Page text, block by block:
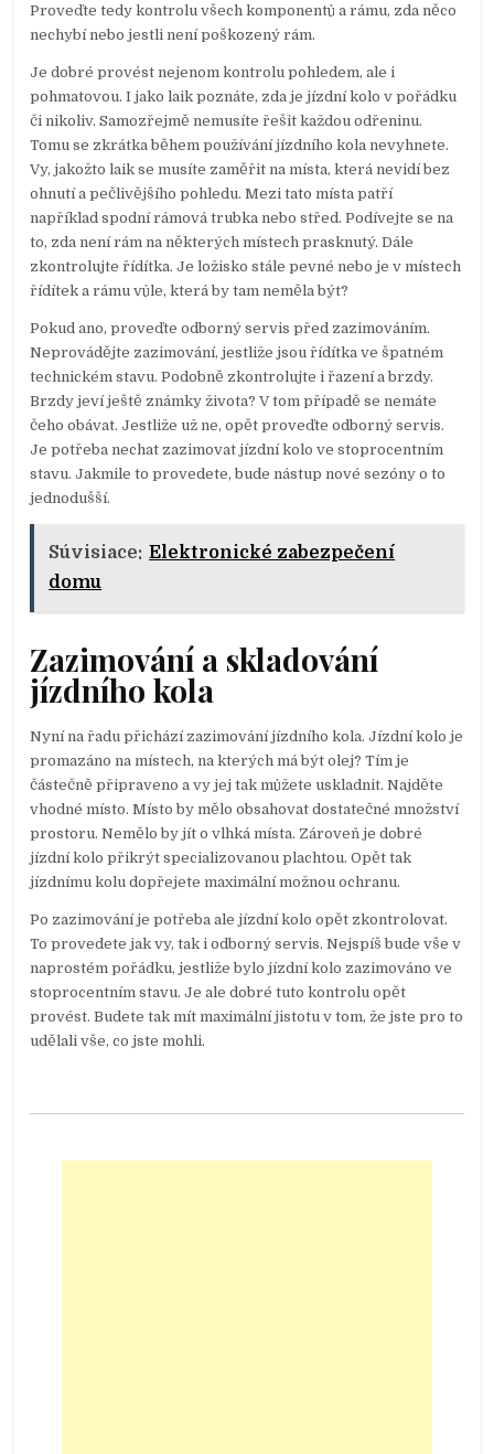
Proveďte tedy kontrolu všech komponentů a rámu, zda něco
nechybí nebo jestli není poškozený rám.
Je dobré provést nejenom kontrolu pohledem, ale i
pohmatovou. I jako laik poznáte, zda je jízdní kolo v pořádku
či nikoliv. Samozřejmě nemusíte řešit každou odřeninu.
Tomu se zkrátka během používání jízdního kola nevyhnete.
Vy, jakožto laik se musíte zaměřit na místa, která nevidí bez
ohnutí a pečlivějšího pohledu. Mezi tato místa patří
například spodní rámová trubka nebo střed. Podívejte se na
to, zda není rám na některých místech prasknutý. Dále
zkontrolujte řídítka. Je ložisko stále pevné nebo je v místech
řídítek a rámu vůle, která by tam neměla být?
Pokud ano, proveďte odborný servis před zazimováním.
Neprovádějte zazimování, jestliže jsou řídítka ve špatném
technickém stavu. Podobně zkontrolujte i řazení a brzdy.
Brzdy jeví ještě známky života? V tom případě se nemáte
čeho obávat. Jestliže už ne, opět proveďte odborný servis.
Je potřeba nechat zazimovat jízdní kolo ve stoprocentním
stavu. Jakmile to provedete, bude nástup nové sezóny o to
jednodušší.
Súvisiace: Elektronické zabezpečení
domu
Zazimování a skladování
jízdního kola
Nyní na řadu přichází zazimování jízdního kola. Jízdní kolo je
promazáno na místech, na kterých má být olej? Tím je
částečně připraveno a vy jej tak můžete uskladnit. Najděte
vhodné místo. Místo by mělo obsahovat dostatečné množství
prostoru. Nemělo by jít o vlhká místa. Zároveň je dobré
jízdní kolo přikrýt specializovanou plachtou. Opět tak
jízdnímu kolu dopřejete maximální možnou ochranu.
Po zazimování je potřeba ale jízdní kolo opět zkontrolovat.
To provedete jak vy, tak i odborný servis. Nejspíš bude vše v
naprostém pořádku, jestliže bylo jízdní kolo zazimováno ve
stoprocentním stavu. Je ale dobré tuto kontrolu opět
provést. Budete tak mít maximální jistotu v tom, že jste pro to
udělali vše, co jste mohli.